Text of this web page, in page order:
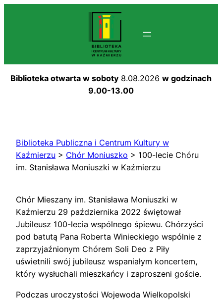
Biblioteka otwarta w soboty 8.08.2026 w godzinach
9.00-13.00
Biblioteka Publiczna i Centrum Kultury w
Kaźmierzu > Chór Moniuszko > 100-lecie Chóru
im. Stanisława Moniuszki w Kaźmierzu
Chór Mieszany im. Stanisława Moniuszki w
Kaźmierzu 29 października 2022 świętował
Jubileusz 100-lecia wspólnego śpiewu. Chórzyści
pod batutą Pana Roberta Winieckiego wspólnie z
zaprzyjaźnionym Chórem Soli Deo z Piły
uświetnili swój jubileusz wspaniałym koncertem,
który wysłuchali mieszkańcy i zaproszeni goście.
Podczas uroczystości Wojewoda Wielkopolski